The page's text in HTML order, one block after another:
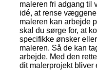
maleren fri adgang til
idé, at rense
maleren kan arbejde
skal du sørge for, at
specifikke ønsker
maleren. Så de kan
arbejde. Med den
dit malerprojekt bliver